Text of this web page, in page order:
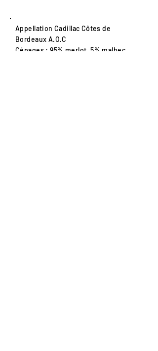
Appellation Cadillac Côtes de
Bordeaux A.O.C
Cépages : 95% merlot, 5% malbec